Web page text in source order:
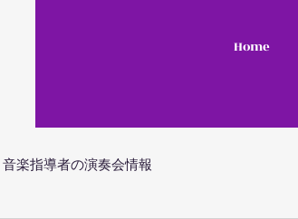
Home
音楽指導者の演奏会情報